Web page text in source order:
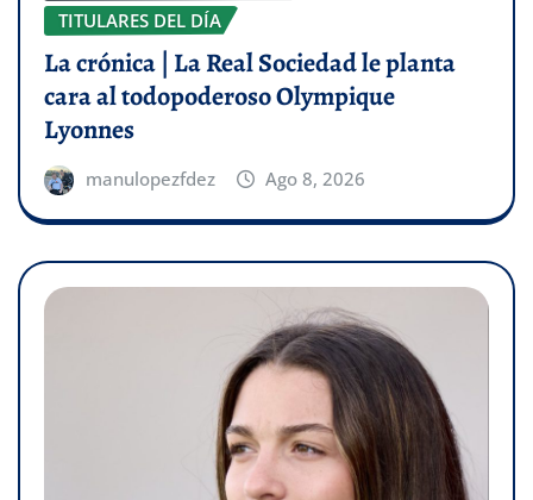
TITULARES DEL DÍA
La crónica | La Real Sociedad le planta
cara al todopoderoso Olympique
Lyonnes
manulopezfdez Ago 8, 2026